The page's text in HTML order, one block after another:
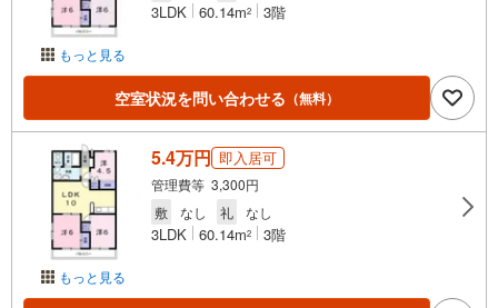
もっと見る
3LDK 60.14m2 3階
空室状況を問い合わせる （無料）
もっと見る
5.4万円 即入居可
管理費等 3,300円
敷
なし 礼 なし
3LDK 60.14m2 3階